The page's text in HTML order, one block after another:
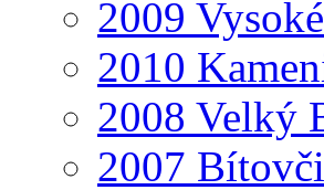
2009
2010
2008 Velký
2007